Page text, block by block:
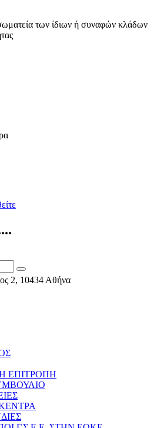
των ίδιων ή συναφών κλάδων
2, 10434 Αθήνα
ΕΠΙΤΡΟΠΗ